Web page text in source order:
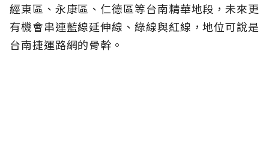
經東區、永康區、仁德區等台南精華地段，未來更
有機會串連藍線延伸線、綠線與紅線，地位可說是
台南捷運路網的骨幹。